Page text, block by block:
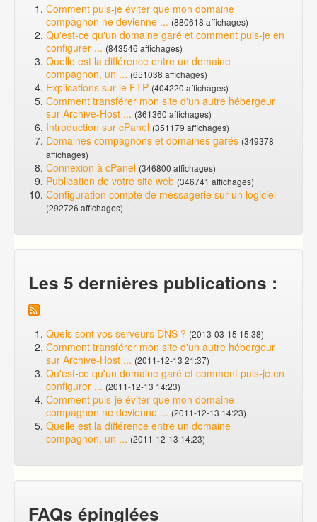
Comment puis-je éviter que mon domaine
compagnon ne devienne ... (880618 affichages)
Qu'est-ce qu'un domaine garé et comment puis-je en
configurer ... (843546 affichages)
Quelle est la différence entre un domaine
compagnon, un ... (651038 affichages)
Explications sur le FTP (404220 affichages)
Comment transférer mon site d'un autre hébergeur
sur Archive-Host ... (361360 affichages)
Introduction sur cPanel (351179 affichages)
Domaines compagnons et domaines garés (349378
affichages)
Connexion à cPanel (346800 affichages)
Publication de votre site web (346741 affichages)
Configuration compte de messagerie sur un logiciel
(292726 affichages)
Les 5 dernières publications :
Quels sont vos serveurs DNS ? (2013-03-15 15:38)
Comment transférer mon site d'un autre hébergeur
sur Archive-Host ... (2011-12-13 21:37)
Qu'est-ce qu'un domaine garé et comment puis-je en
configurer ... (2011-12-13 14:23)
Comment puis-je éviter que mon domaine
compagnon ne devienne ... (2011-12-13 14:23)
Quelle est la différence entre un domaine
compagnon, un ... (2011-12-13 14:23)
FAQs épinglées